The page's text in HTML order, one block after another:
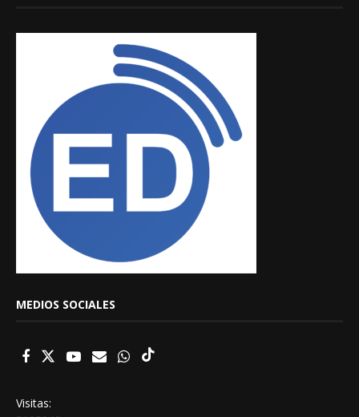
MEDIOS SOCIALES
Visitas: